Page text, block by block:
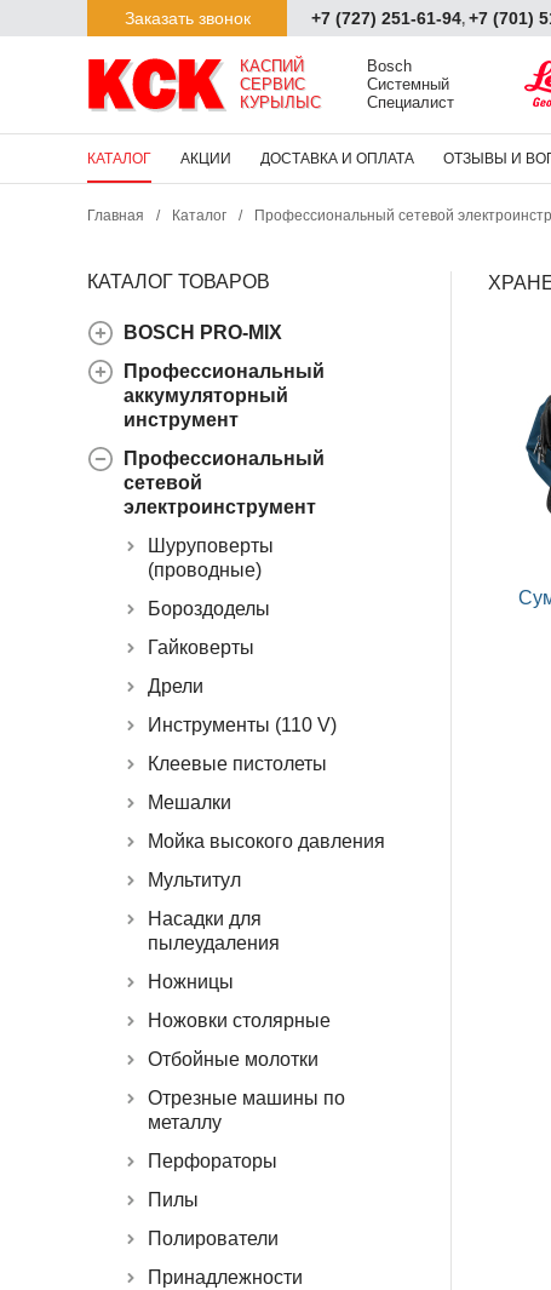
Заказать звонок +7 (727) 251-61-94, +7 (701)
КАСПИЙ
СЕРВИС
КУРЫЛЫС
Bosch
Системный
Специалист
КАТАЛОГ АКЦИИ ДОСТАВКА И ОПЛАТА ОТЗЫВЫ И
Главная / Каталог / Профессиональный сетевой
КАТАЛОГ ТОВАРОВ
BOSCH PRO-MIX
Профессиональный
аккумуляторный
инструмент
Профессиональный
сетевой
электроинструмент
Шуруповерты
(проводные)
Бороздоделы
Гайковерты
Дрели
Инструменты (110 V)
Клеевые пистолеты
Мешалки
Мойка высокого давления
Мультитул
Насадки для
пылеудаления
Ножницы
Ножовки столярные
Отбойные молотки
Отрезные машины по
металлу
Перфораторы
Пилы
Полирователи
Принадлежности